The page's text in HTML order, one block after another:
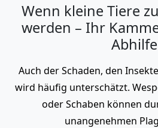
Wenn kleine Tiere
werden – Ihr
Abhilfe
Auch der Schaden, den
wird häufig unterschätzt.
oder Schaben können
unangenehmen